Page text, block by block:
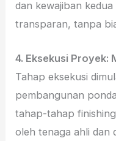
dan kewajiban
transparan, tanpa
4. Eksekusi Proyek:
Tahap eksekusi
pembangunan
tahap-tahap
oleh tenaga ahli dan